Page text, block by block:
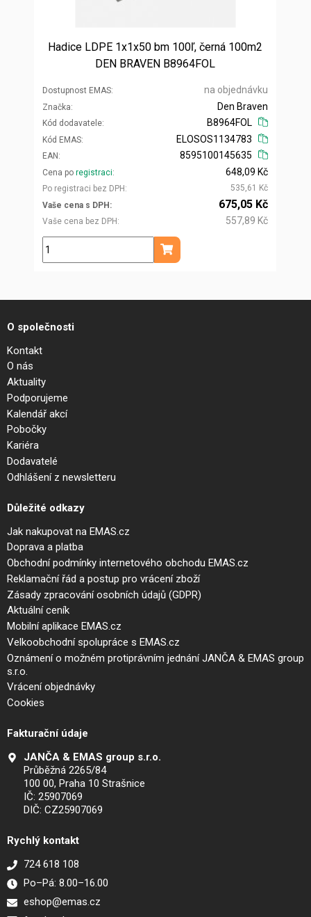
Hadice LDPE 1x1x50 bm 100ľ, černá 100m2
DEN BRAVEN B8964FOL
Dostupnost EMAS na objednávku
Značka
Kód dodavatele
Den Braven
B8964FOL
Kód EMAS
EAN
ELOSOS1134783
8595100145635
Cena po registraci
Po registraci bez DPH
648,09 Kč
535,61 Kč
Vaše cena s DPH
Vaše cena bez DPH
675,05 Kč
557,89 Kč
ks
Přidat do košíku
O společnosti
Kontakt
O nás
Aktuality
Podporujeme
Kalendář akcí
Pobočky
Kariéra
Dodavatelé
Odhlášení z newsletteru
Důležité odkazy
Jak nakupovat na EMAS.cz
Doprava a platba
Obchodní podmínky internetového obchodu EMAS.cz
Reklamační řád a postup pro vrácení zboží
Zásady zpracování osobních údajů (GDPR)
Aktuální ceník
Mobilní aplikace EMAS.cz
Velkoobchodní spolupráce s EMAS.cz
Oznámení o možném protiprávním jednání JANČA & EMAS group
s.r.o.
Vrácení objednávky
Cookies
Fakturační údaje
JANČA & EMAS group s.r.o.
Průběžná 2265/84
100 00, Praha 10 Strašnice
IČ: 25907069
DIČ: CZ25907069
Rychlý kontakt
724 618 108
Po–Pá: 8.00–16.00
eshop@emas.cz